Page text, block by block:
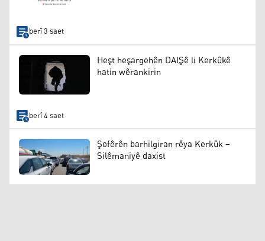
berî 3 saet
Heşt heşargehên DAIŞê li Kerkûkê
hatin wêrankirin
berî 4 saet
Şofêrên barhilgiran rêya Kerkûk –
Silêmaniyê daxist